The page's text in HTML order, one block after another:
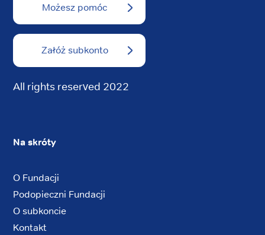
Możesz pomóc
Załóż subkonto
All rights reserved 2022
Na skróty
O Fundacji
Podopieczni Fundacji
O subkoncie
Kontakt